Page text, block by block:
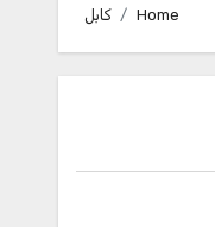
Home کابل